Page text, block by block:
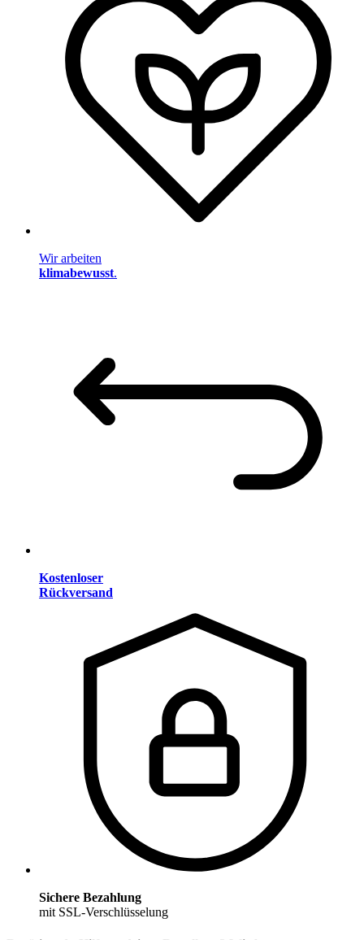
Wir arbeiten
klimabewusst.
Kostenloser
Rückversand
Sichere Bezahlung
mit SSL-Verschlüsselung